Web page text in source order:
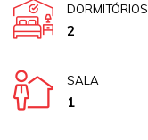
DORMITÓRIOS
2
SALA
1